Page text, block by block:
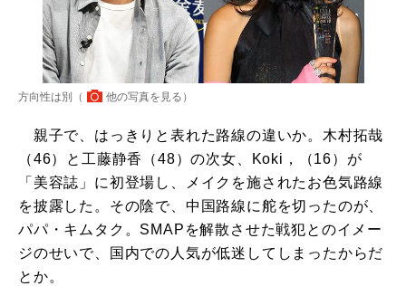
方向性は別（ 他の写真を見る ）
親子で、はっきりと表れた路線の違いか。木村拓哉
（46）と工藤静香（48）の次女、Koki，（16）が
「美容誌」に初登場し、メイクを施されたお色気路線
を披露した。その陰で、中国路線に舵を切ったのが、
パパ・キムタク。SMAPを解散させた戦犯とのイメー
ジのせいで、国内での人気が低迷してしまったからだ
とか。